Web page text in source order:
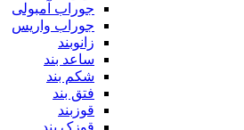
جوراب آمبولی
جوراب واریس
زانوبند
ساعد بند
شکم بند
فتق بند
قوزبند
قوزک بند